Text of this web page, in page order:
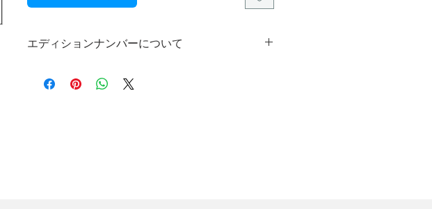
エディションナンバーについて
直筆エディションナンバーが入ります。